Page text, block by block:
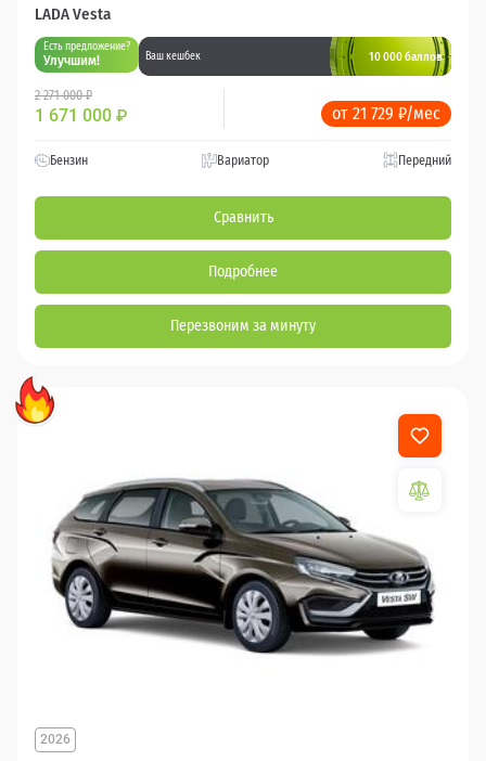
LADA Vesta
Есть предложение?
Улучшим! Ваш кешбек 10 000 баллов
2 271 000 ₽
1 671 000 ₽ от 21 729 ₽/мес
Бензин Вариатор Передний
Сравнить
Подробнее
Перезвоним за минуту
2026